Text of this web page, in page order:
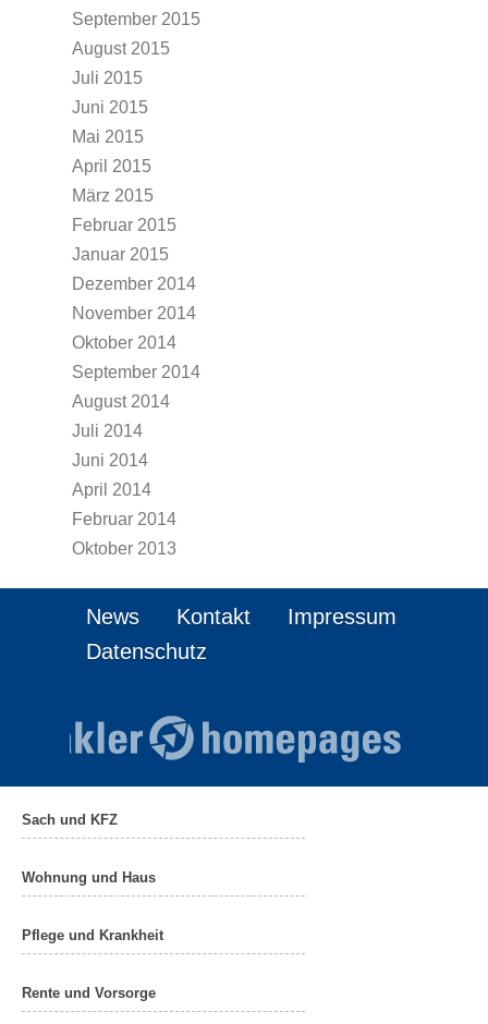
September 2015
August 2015
Juli 2015
Juni 2015
Mai 2015
April 2015
März 2015
Februar 2015
Januar 2015
Dezember 2014
November 2014
Oktober 2014
September 2014
August 2014
Juli 2014
Juni 2014
April 2014
Februar 2014
Oktober 2013
News Kontakt
Impressum
Datenschutz
Sach und KFZ
Wohnung und Haus
Pflege und Krankheit
Rente und Vorsorge